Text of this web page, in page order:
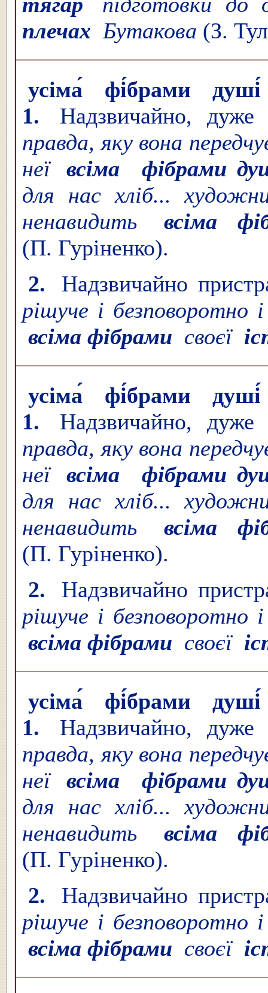
плечах Бутакова (З.
усіма́ фі́брами
1.
Надзвичайно,
правда, яку вона
неї
всіма
фібрами
для нас хліб...
ненавидить
всіма
(П. Гуріненко).
2.
Надзвичайно
рішуче і
всіма фібрами своєї
усіма́ фі́брами
1.
Надзвичайно,
правда, яку вона
неї
всіма
фібрами
для нас хліб...
ненавидить
всіма
(П. Гуріненко).
2.
Надзвичайно
рішуче і
всіма фібрами своєї
усіма́ фі́брами
1.
Надзвичайно,
правда, яку вона
неї
всіма
фібрами
для нас хліб...
ненавидить
всіма
(П. Гуріненко).
2.
Надзвичайно
рішуче і
всіма фібрами своєї